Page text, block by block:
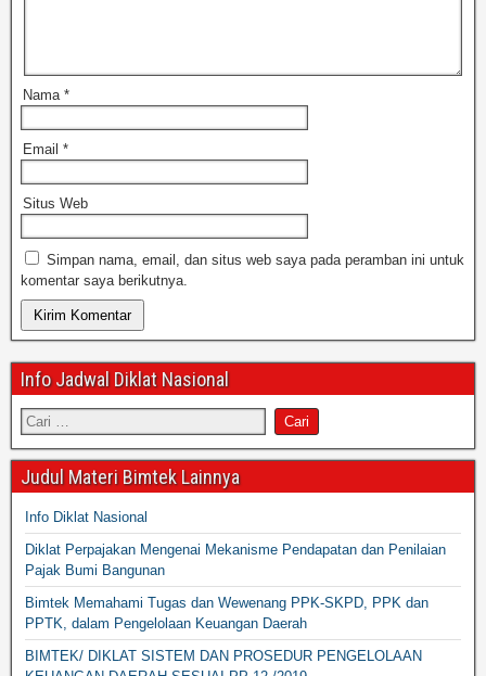
Nama *
Email *
Situs Web
Simpan nama, email, dan situs web saya pada peramban ini untuk
komentar saya berikutnya.
Info Jadwal Diklat Nasional
Judul Materi Bimtek Lainnya
Info Diklat Nasional
Diklat Perpajakan Mengenai Mekanisme Pendapatan dan Penilaian
Pajak Bumi Bangunan
Bimtek Memahami Tugas dan Wewenang PPK-SKPD, PPK dan
PPTK, dalam Pengelolaan Keuangan Daerah
BIMTEK/ DIKLAT SISTEM DAN PROSEDUR PENGELOLAAN